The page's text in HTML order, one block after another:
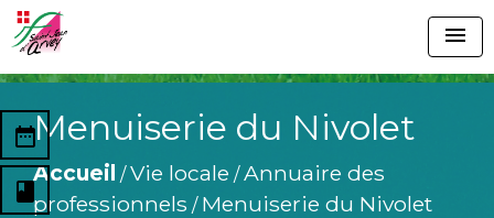
menu
Menuiserie du Nivolet
Accueil /Vie locale /Annuaire des
professionnels / Menuiserie du Nivolet
date_range
book